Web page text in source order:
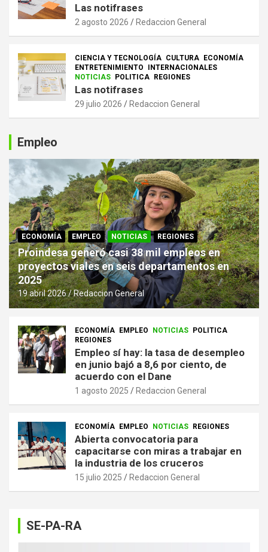
Las notifrases
2 agosto 2026 Redaccion General
CIENCIA Y TECNOLOGÍA CULTURA ECONOMÍA
ENTRETENIMIENTO
INTERNACIONALES
NOTICIAS POLITICA REGIONES
Las notifrases
29 julio 2026 Redaccion General
Empleo
ECONOMÍA EMPLEO NOTICIAS REGIONES
Proindesa generó casi 38 mil empleos en
proyectos viales en seis departamentos en
2025
19 abril 2026 Redaccion General
ECONOMÍA EMPLEO NOTICIAS
POLITICA
REGIONES
Empleo sí hay: la tasa de desempleo
en junio bajó a 8,6 por ciento, de
acuerdo con el Dane
1 agosto 2025 Redaccion General
ECONOMÍA EMPLEO NOTICIAS REGIONES
Abierta convocatoria para
capacitarse con miras a trabajar en
la industria de los cruceros
15 julio 2025 Redaccion General
SE-PA-RA